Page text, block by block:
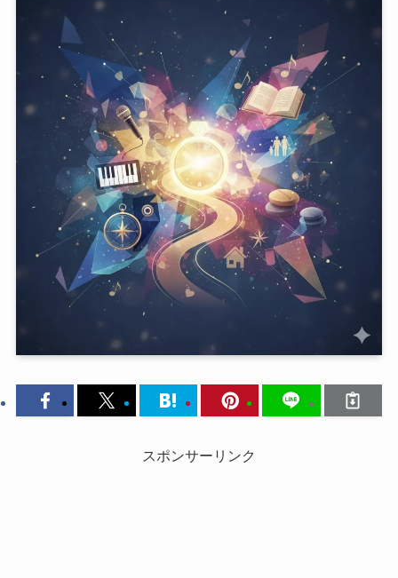
スポンサーリンク